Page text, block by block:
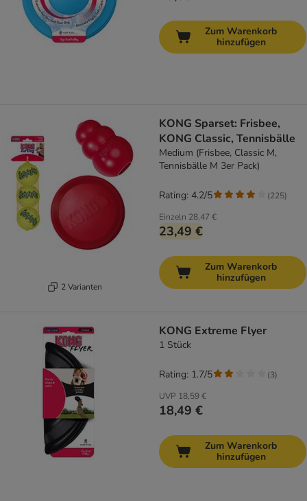
Zum Warenkorb
hinzufügen
2 Varianten
KONG Sparset: Frisbee,
KONG Classic, Tennisbälle
Medium (Frisbee, Classic M,
Tennisbälle M 3er Pack)
Einzeln 28,47 €
23,49 €
Rating: 4.2/5 (225)
Zum Warenkorb
hinzufügen
KONG Extreme Flyer
1 Stück
UVP 18,59 €
18,49 €
Rating: 1.7/5 (3)
Zum Warenkorb
hinzufügen